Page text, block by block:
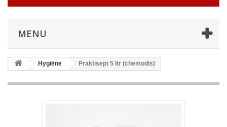
MENU
Hygiëne Praktisept 5 ltr (chemodis)